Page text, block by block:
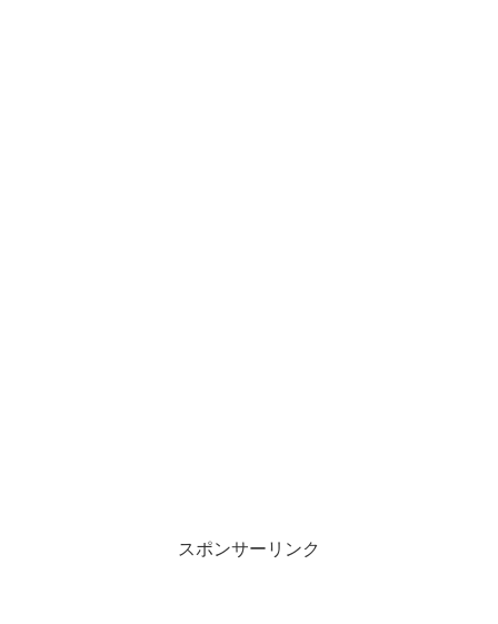
スポンサーリンク